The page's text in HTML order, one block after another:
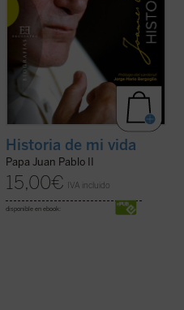
Historia de mi vida
Papa Juan Pablo II
15,00€ IVA incluido
disponible en ebook: